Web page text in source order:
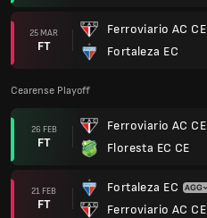
25 MAR
FT
Ferroviario AC CE
Fortaleza EC
Cearense Playoff
26 FEB
FT
Ferroviario AC CE
Floresta EC CE
21 FEB
FT
Fortaleza EC
Ferroviario AC CE